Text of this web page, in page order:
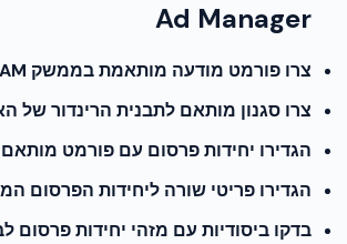
Ad Manager
צרו פורמט מודעה מותאמת בממשק GAM
צרו סגנון מותאם לתבנית הרינדור של
הגדירו יחידות פרסום עם פורמט
הגדירו פריטי שורה ליחידות הפרסום
בדקו ביסודיות עם מזהי יחידות פרסום